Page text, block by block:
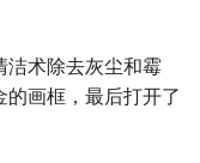
洁术除去灰尘和霉
画框，最后打开了